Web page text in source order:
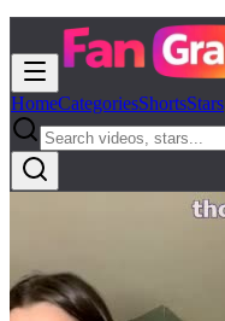
HomeCategoriesShortsStars